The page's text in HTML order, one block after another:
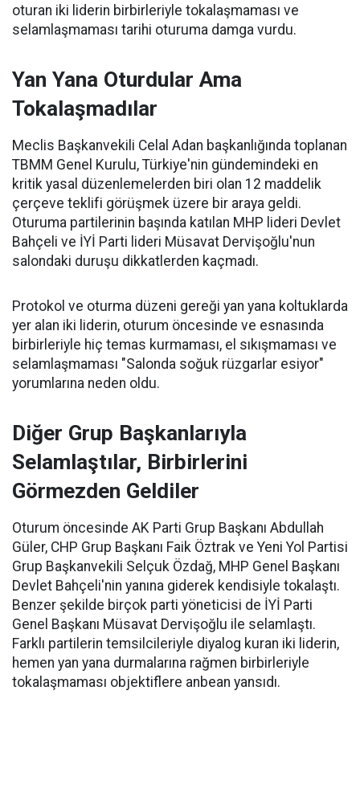
oturan iki liderin birbirleriyle tokalaşmaması ve
selamlaşmaması tarihi oturuma damga vurdu.
Yan Yana Oturdular Ama
Tokalaşmadılar
Meclis Başkanvekili Celal Adan başkanlığında toplanan
TBMM Genel Kurulu, Türkiye'nin gündemindeki en
kritik yasal düzenlemelerden biri olan 12 maddelik
çerçeve teklifi görüşmek üzere bir araya geldi.
Oturuma partilerinin başında katılan MHP lideri Devlet
Bahçeli ve İYİ Parti lideri Müsavat Dervişoğlu'nun
salondaki duruşu dikkatlerden kaçmadı.
Protokol ve oturma düzeni gereği yan yana koltuklarda
yer alan iki liderin, oturum öncesinde ve esnasında
birbirleriyle hiç temas kurmaması, el sıkışmaması ve
selamlaşmaması "Salonda soğuk rüzgarlar esiyor"
yorumlarına neden oldu.
Diğer Grup Başkanlarıyla
Selamlaştılar, Birbirlerini
Görmezden Geldiler
Oturum öncesinde AK Parti Grup Başkanı Abdullah
Güler, CHP Grup Başkanı Faik Öztrak ve Yeni Yol Partisi
Grup Başkanvekili Selçuk Özdağ, MHP Genel Başkanı
Devlet Bahçeli'nin yanına giderek kendisiyle tokalaştı.
Benzer şekilde birçok parti yöneticisi de İYİ Parti
Genel Başkanı Müsavat Dervişoğlu ile selamlaştı.
Farklı partilerin temsilcileriyle diyalog kuran iki liderin,
hemen yan yana durmalarına rağmen birbirleriyle
tokalaşmaması objektiflere anbean yansıdı.